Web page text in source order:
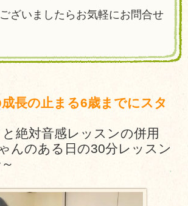
ざいましたらお気軽にお問合せ
長の止まる6歳までにスタ
絶対音感レッスンの併用
んのある日の30分レッスン